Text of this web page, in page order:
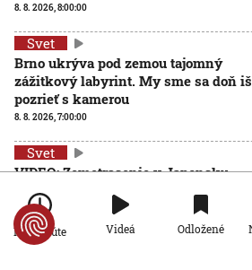
8. 8. 2026, 8:00:00
Svet
Brno ukrýva pod zemou tajomný
zážitkový labyrint. My sme sa doň
pozrieť s kamerou
8. 8. 2026, 7:00:00
Svet
VIDEO: Zemetrasenie v Japonsku
zastihlo lekárov uprostred operácie,
pacienta chránili vlastnými telami
7. 8. 2026, 15:01:59
Po minúte Videá Odložené